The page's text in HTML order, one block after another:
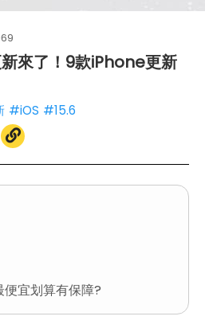
新來了！9款iPhone更新
#iOS #15.6
宜划算有保障?